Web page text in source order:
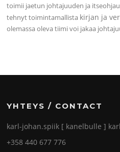
toimii jaetun johtajuuden ja
tehnyt toimintamallista kirjan ja
olemassa oleva tiimi voi jakaa
YHTEYS / CONTACT
karl-johan.spiik [ kanelbulle ]
+358 440 677 776